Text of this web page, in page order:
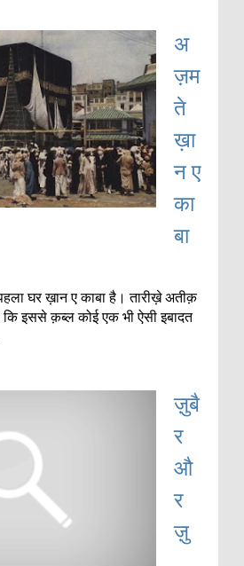
अ
ज़म
ते
ख़ा
न ए
का
बा
घर ख़ान ए काबा है। तारीख़े अतीक़
कि इससे क़ब्ल कोई एक भी ऐसी इबादत
ज़ुबै
र
औ
र
ज़ु